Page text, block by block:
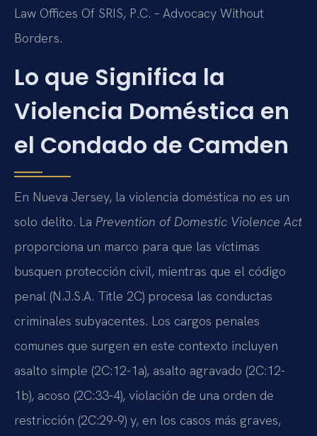
Law Offices Of SRIS, P.C. – Advocacy Without
Borders.
Lo que Significa la
Violencia Doméstica en
el Condado de Camden
En Nueva Jersey, la violencia doméstica no es un
solo delito. La Prevention of Domestic Violence Act
proporciona un marco para que las víctimas
busquen protección civil, mientras que el código
penal (N.J.S.A. Title 2C) procesa las conductas
criminales subyacentes. Los cargos penales
comunes que surgen en este contexto incluyen
asalto simple (2C:12-1a), asalto agravado (2C:12-
1b), acoso (2C:33-4), violación de una orden de
restricción (2C:29-9) y, en los casos más graves,